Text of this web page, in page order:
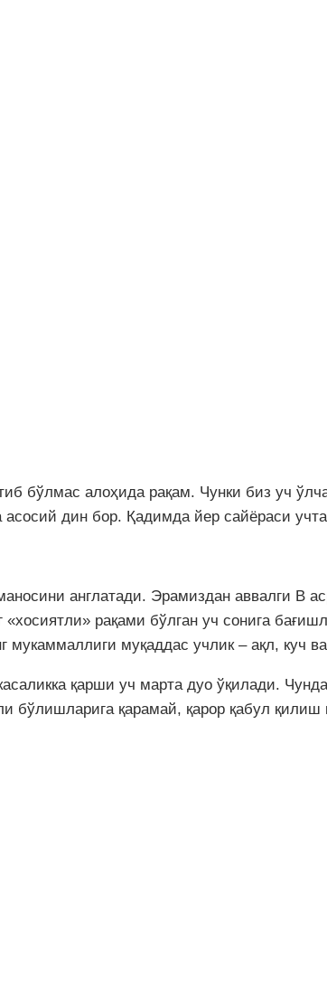
бўлмас алоҳида рақам. Чунки биз уч
дин бор. Қадимда йер сайёраси
англатади. Эрамиздан аввалги В
рақами бўлган уч сонига
мукаммаллиги муқаддас учлик – ақл, куч
қарши уч марта дуо ўқилади.
қарамай, қарор қабул қилиш